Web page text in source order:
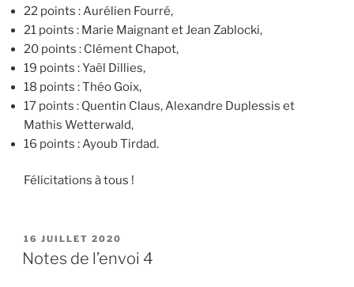
22 points : Aurélien Fourré,
21 points : Marie Maignant et Jean Zablocki,
20 points : Clément Chapot,
19 points : Yaël Dillies,
18 points : Théo Goix,
17 points : Quentin Claus, Alexandre Duplessis et
Mathis Wetterwald,
16 points : Ayoub Tirdad.
Félicitations à tous !
PUBLIÉ
LE
16 JUILLET 2020
Notes de l’envoi 4